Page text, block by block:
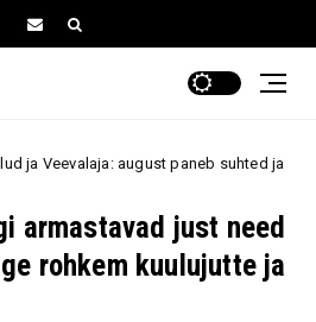
august paneb suhted ja prioriteedid
armastavad just need
rohkem kuulujutte ja